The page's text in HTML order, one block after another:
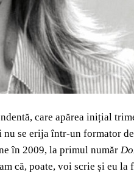
care apărea inițial
se erija într-un formator
în 2009, la primul număr
că, poate, voi scrie și eu